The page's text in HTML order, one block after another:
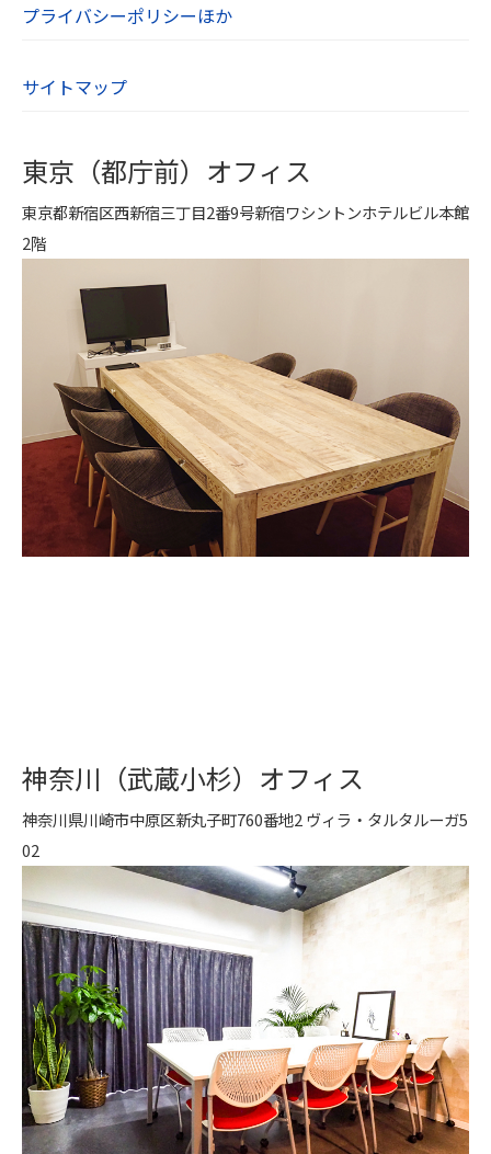
プライバシーポリシーほか
サイトマップ
東京（都庁前）オフィス
東京都新宿区西新宿三丁目2番9号新宿ワシントンホテルビル本館
2階
神奈川（武蔵小杉）オフィス
神奈川県川崎市中原区新丸子町760番地2 ヴィラ・タルタルーガ5
02